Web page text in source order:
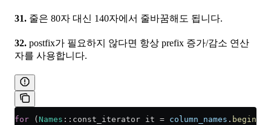
31. 줄은 80자 대신 140자에서 줄바꿈해도 됩니다.
32. postfix가 필요하지 않다면 항상 prefix 증가/감소 연산
자를 사용합니다.
for ( Names ::const_iterator it = column_names . begin